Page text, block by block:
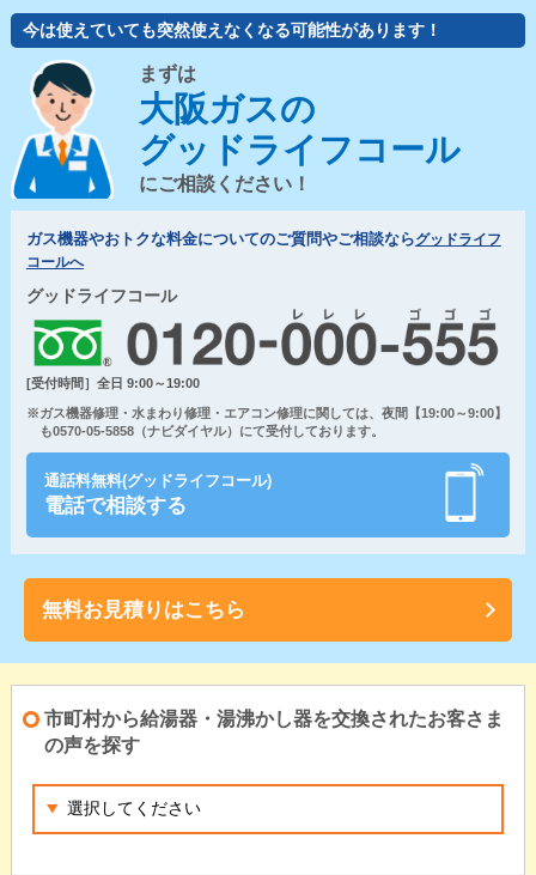
今は使えていても突然使えなくなる可能性があります！
まずは
大阪ガスの
グッドライフコール
にご相談ください！
ガス機器やおトクな料金についてのご質問やご相談ならグッドライフ
コールへ
グッドライフコール
[受付時間］全日 9:00～19:00
※ガス機器修理・水まわり修理・エアコン修理に関しては、夜間【19:00～9:00】
も0570-05-5858（ナビダイヤル）にて受付しております。
通話料無料(グッドライフコール)
電話で相談する
無料お見積りはこちら
市町村から給湯器・湯沸かし器を交換されたお客さま
の声を探す